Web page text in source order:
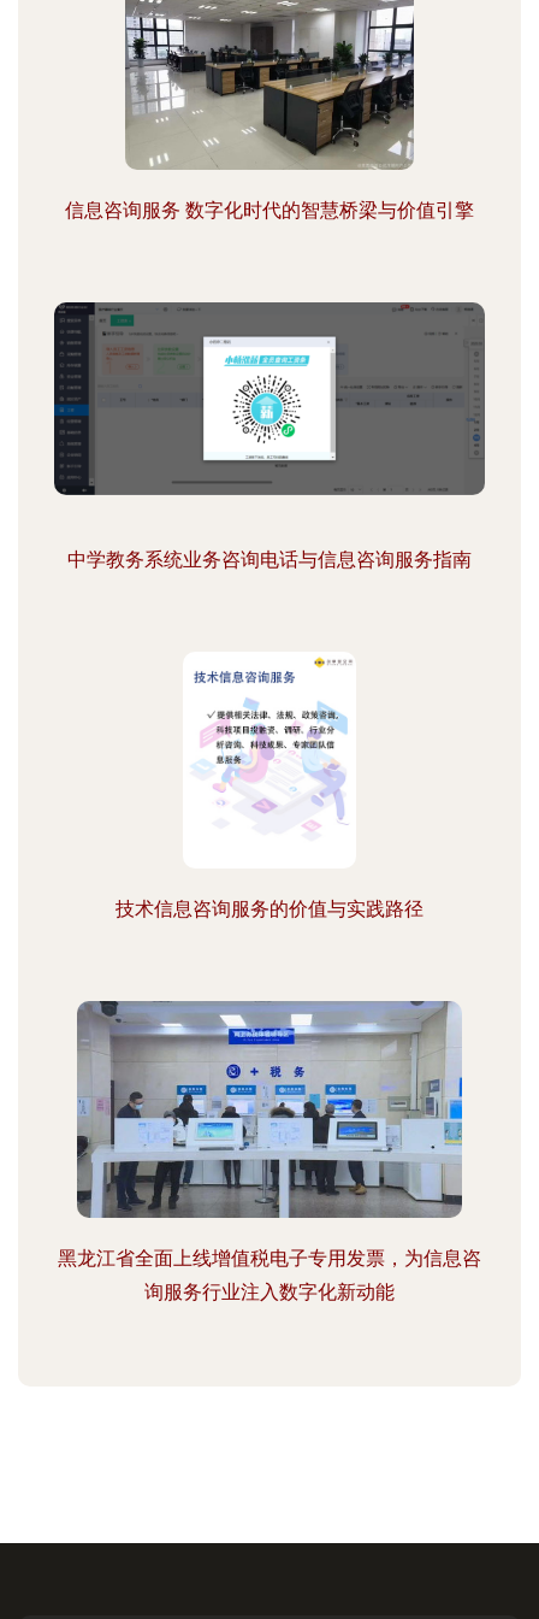
信息咨询服务 数字化时代的智慧桥梁与价值引擎
中学教务系统业务咨询电话与信息咨询服务指南
技术信息咨询服务的价值与实践路径
黑龙江省全面上线增值税电子专用发票，为信息咨
询服务行业注入数字化新动能